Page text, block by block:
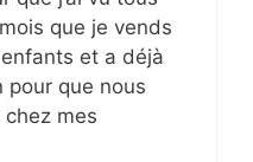
que je vends
et a déjà
pour que nous
mes